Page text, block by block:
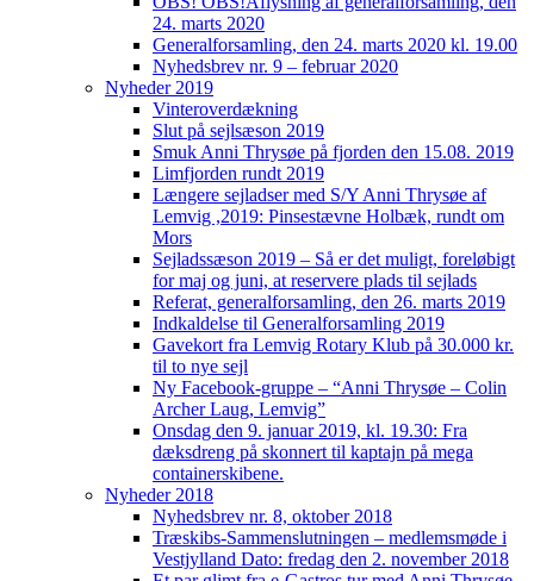
24. marts 2020
Generalforsamling, den 24. marts 2020 kl. 19.00
Nyhedsbrev nr. 9 – februar 2020
Nyheder 2019
Vinteroverdækning
Slut på sejlsæson 2019
Smuk Anni Thrysøe på fjorden den 15.08. 2019
Limfjorden rundt 2019
Længere sejladser med S/Y Anni Thrysøe af
Lemvig ,2019: Pinsestævne Holbæk, rundt om
Mors
Sejladssæson 2019 – Så er det muligt, foreløbigt
for maj og juni, at reservere plads til sejlads
Referat, generalforsamling, den 26. marts 2019
Indkaldelse til Generalforsamling 2019
Gavekort fra Lemvig Rotary Klub på 30.000 kr.
til to nye sejl
Ny Facebook-gruppe – “Anni Thrysøe – Colin
Archer Laug, Lemvig”
Onsdag den 9. januar 2019, kl. 19.30: Fra
dæksdreng på skonnert til kaptajn på mega
containerskibene.
Nyheder 2018
Nyhedsbrev nr. 8, oktober 2018
Træskibs-Sammenslutningen – medlemsmøde i
Vestjylland Dato: fredag den 2. november 2018